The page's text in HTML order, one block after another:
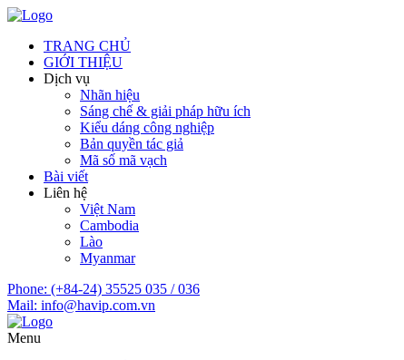
TRANG CHỦ
GIỚI THIỆU
Dịch vụ
Nhãn hiệu
Sáng chế & giải pháp hữu ích
Kiểu dáng công nghiệp
Bản quyền tác giả
Mã số mã vạch
Bài viết
Liên hệ
Việt Nam
Cambodia
Lào
Myanmar
Phone: (+84-24) 35525 035 / 036
Mail: info@havip.com.vn
Menu